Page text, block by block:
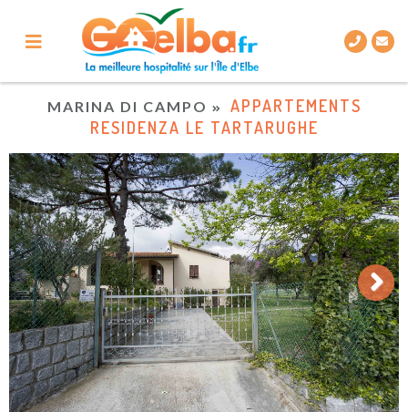
MARINA DI CAMPO
APPARTEMENTS
RESIDENZA LE TARTARUGHE
Next